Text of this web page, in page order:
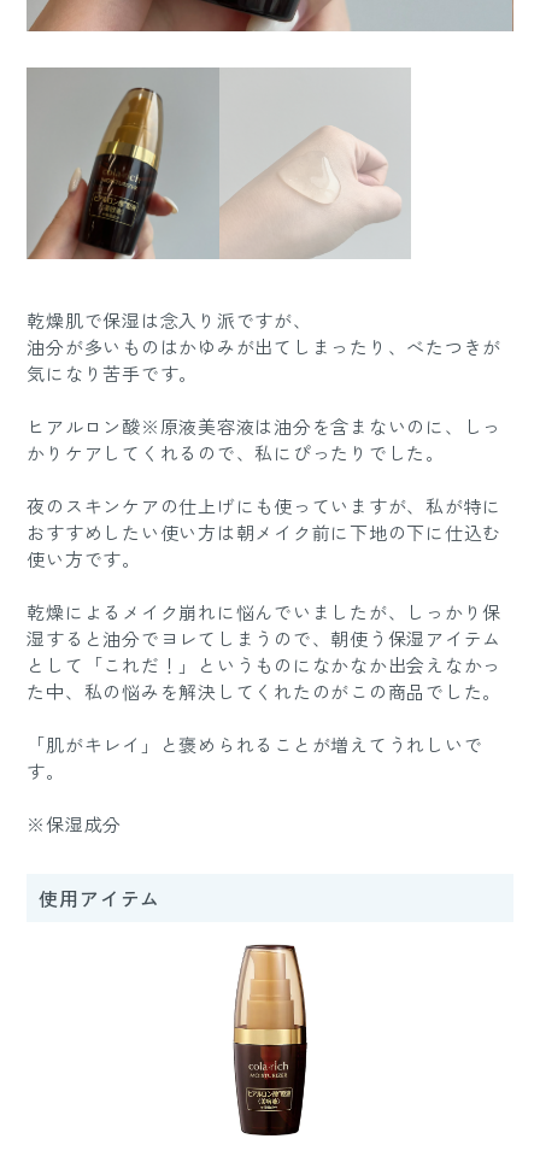
乾燥肌で保湿は念入り派ですが、
油分が多いものはかゆみが出てしまったり、べたつきが
気になり苦手です。
ヒアルロン酸※原液美容液は油分を含まないのに、しっ
かりケアしてくれるので、私にぴったりでした。
夜のスキンケアの仕上げにも使っていますが、私が特に
おすすめしたい使い方は朝メイク前に下地の下に仕込む
使い方です。
乾燥によるメイク崩れに悩んでいましたが、しっかり保
湿すると油分でヨレてしまうので、朝使う保湿アイテム
として「これだ！」というものになかなか出会えなかっ
た中、私の悩みを解決してくれたのがこの商品でした。
「肌がキレイ」と褒められることが増えてうれしいで
す。
※保湿成分
使用アイテム